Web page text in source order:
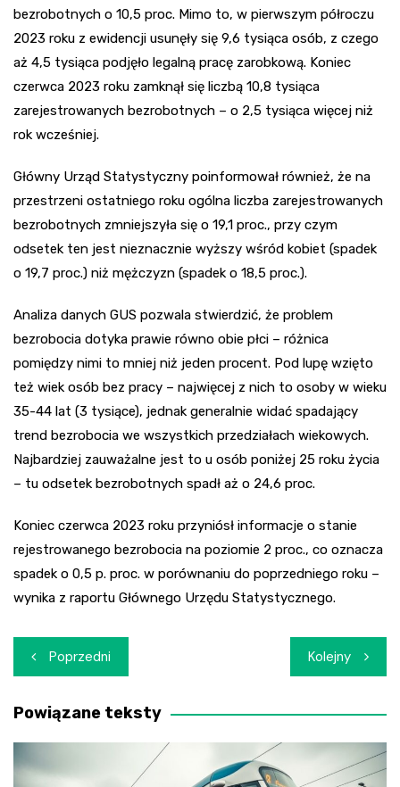
bezrobotnych o 10,5 proc. Mimo to, w pierwszym półroczu
2023 roku z ewidencji usunęły się 9,6 tysiąca osób, z czego
aż 4,5 tysiąca podjęło legalną pracę zarobkową. Koniec
czerwca 2023 roku zamknął się liczbą 10,8 tysiąca
zarejestrowanych bezrobotnych – o 2,5 tysiąca więcej niż
rok wcześniej.
Główny Urząd Statystyczny poinformował również, że na
przestrzeni ostatniego roku ogólna liczba zarejestrowanych
bezrobotnych zmniejszyła się o 19,1 proc., przy czym
odsetek ten jest nieznacznie wyższy wśród kobiet (spadek
o 19,7 proc.) niż mężczyzn (spadek o 18,5 proc.).
Analiza danych GUS pozwala stwierdzić, że problem
bezrobocia dotyka prawie równo obie płci – różnica
pomiędzy nimi to mniej niż jeden procent. Pod lupę wzięto
też wiek osób bez pracy – najwięcej z nich to osoby w wieku
35-44 lat (3 tysiące), jednak generalnie widać spadający
trend bezrobocia we wszystkich przedziałach wiekowych.
Najbardziej zauważalne jest to u osób poniżej 25 roku życia
– tu odsetek bezrobotnych spadł aż o 24,6 proc.
Koniec czerwca 2023 roku przyniósł informacje o stanie
rejestrowanego bezrobocia na poziomie 2 proc., co oznacza
spadek o 0,5 p. proc. w porównaniu do poprzedniego roku –
wynika z raportu Głównego Urzędu Statystycznego.
Nawigacja
wpisu
Poprzedni Kolejny
Powiązane teksty